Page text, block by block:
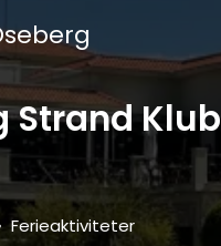
Strand
Ferieaktiviteter